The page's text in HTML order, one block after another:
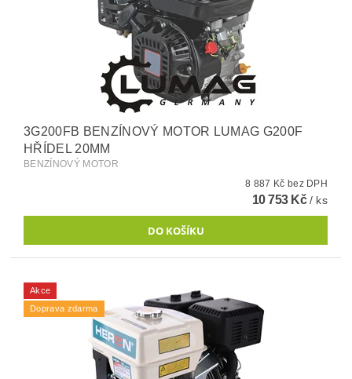
3G200FB BENZÍNOVÝ MOTOR LUMAG G200F
HŘÍDEL 20MM
BENZÍNOVÝ MOTOR
8 887 Kč bez DPH
10 753 Kč/ ks
Akce
Doprava zdarma